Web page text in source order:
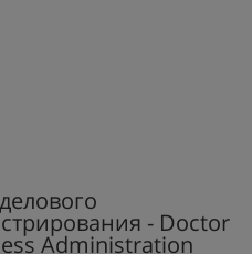
- Doctor
Administration